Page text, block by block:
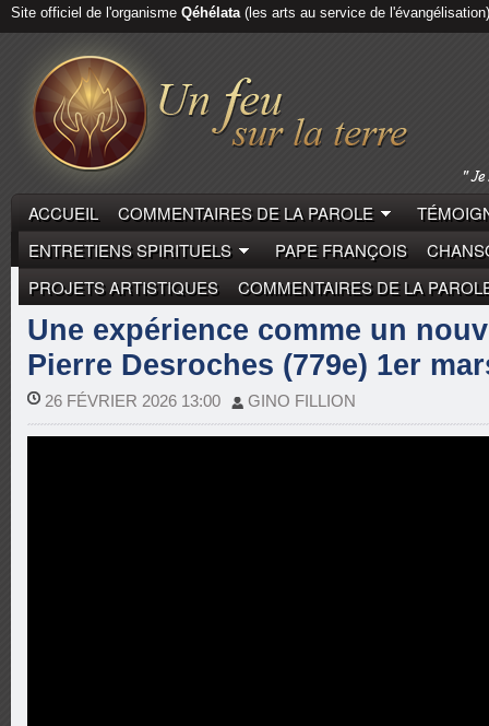
Site officiel de l'organisme Qéhélata(les arts au service de l'évangélisation)
ACCUEIL COMMENTAIRES DE LA PAROLE
ENTRETIENS SPIRITUELS
PAPE FRANÇOIS
PROJETS ARTISTIQUES
COMMENTAIRES DE LA
COMMENTAIRES DE LA PAROLE PIERRE
Une expérience comme un
Pierre Desroches (779e) 1er
26 FÉVRIER 2026 13:00 GINO FILLION